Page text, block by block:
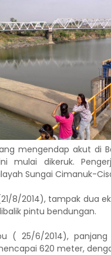
mengendap akut di
mulai dikeruk.
Sungai Cimanuk-
8/2014), tampak dua
pintu bendungan.
( 25/6/2014),
620 meter,